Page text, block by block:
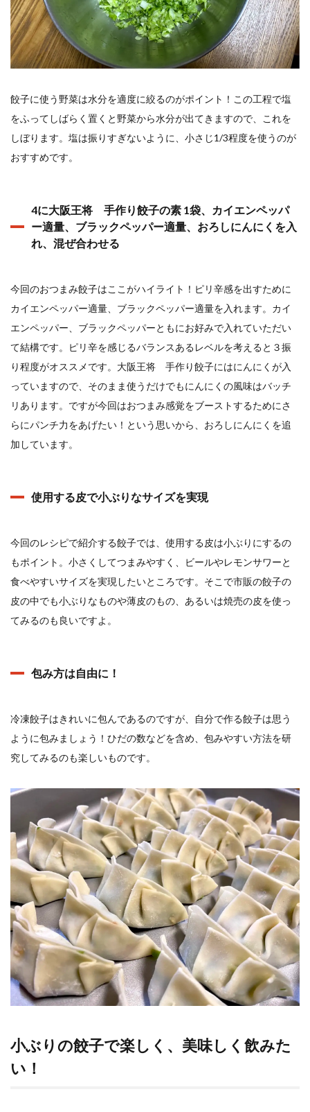
餃子に使う野菜は水分を適度に絞るのがポイント！この工程で塩
をふってしばらく置くと野菜から水分が出てきますので、これを
しぼります。塩は振りすぎないように、小さじ1/3程度を使うのが
おすすめです。
4に大阪王将 手作り餃子の素 1袋、カイエンペッパ
ー適量、ブラックペッパー適量、おろしにんにくを入
れ、混ぜ合わせる
今回のおつまみ餃子はここがハイライト！ピリ辛感を出すために
カイエンペッパー適量、ブラックペッパー適量を入れます。カイ
エンペッパー、ブラックペッパーともにお好みで入れていただい
て結構です。ピリ辛を感じるバランスあるレベルを考えると３振
り程度がオススメです。大阪王将 手作り餃子にはにんにくが入
っていますので、そのまま使うだけでもにんにくの風味はバッチ
リあります。ですが今回はおつまみ感覚をブーストするためにさ
らにパンチ力をあげたい！という思いから、おろしにんにくを追
加しています。
使用する皮で小ぶりなサイズを実現
今回のレシピで紹介する餃子では、使用する皮は小ぶりにするの
もポイント。小さくしてつまみやすく、ビールやレモンサワーと
食べやすいサイズを実現したいところです。そこで市販の餃子の
皮の中でも小ぶりなものや薄皮のもの、あるいは焼売の皮を使っ
てみるのも良いですよ。
包み方は自由に！
冷凍餃子はきれいに包んであるのですが、自分で作る餃子は思う
ように包みましょう！ひだの数などを含め、包みやすい方法を研
究してみるのも楽しいものです。
小ぶりの餃子で楽しく、美味しく飲みた
い！